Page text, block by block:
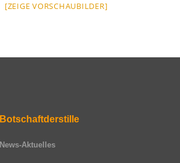
[ZEIGE VORSCHAUBILDER]
Botschaftderstille
News-Aktuelles